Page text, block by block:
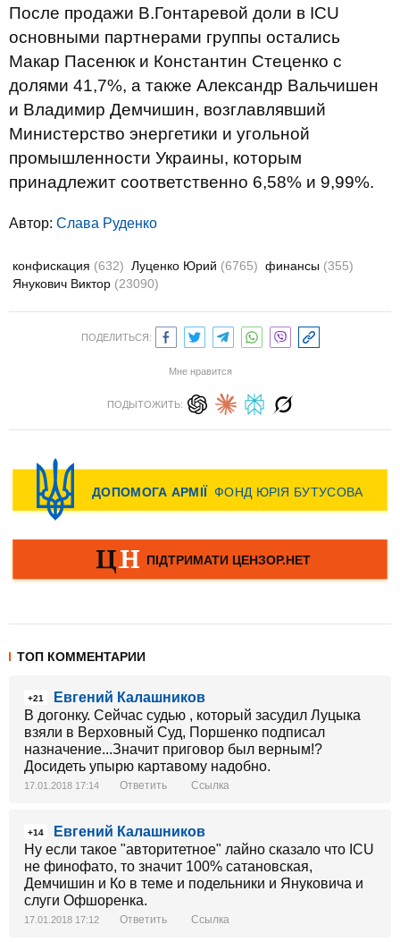
После продажи В.Гонтаревой доли в ICU
основными партнерами группы остались
Макар Пасенюк и Константин Стеценко с
долями 41,7%, а также Александр Вальчишен
и Владимир Демчишин, возглавлявший
Министерство энергетики и угольной
промышленности Украины, которым
принадлежит соответственно 6,58% и 9,99%.
Автор: Слава Руденко
конфискация (632) Луценко Юрий (6765) финансы (355)
Янукович Виктор (23090)
ПОДЕЛИТЬСЯ:
Мне нравится
ПОДЫТОЖИТЬ:
ТОП КОММЕНТАРИИ
+21
Евгений Калашников
В догонку. Сейчас судью , который засудил Луцыка
взяли в Верховный Суд, Поршенко подписал
назначение...Значит приговор был верным!?
Досидеть упырю картавому надобно.
17.01.2018 17:14 Ответить Ссылка
+14
Евгений Калашников
Ну если такое "авторитетное" лайно сказало что ICU
не финофато, то значит 100% сатановская,
Демчишин и Ко в теме и подельники и Януковича и
слуги Офшоренка.
17.01.2018 17:12 Ответить Ссылка